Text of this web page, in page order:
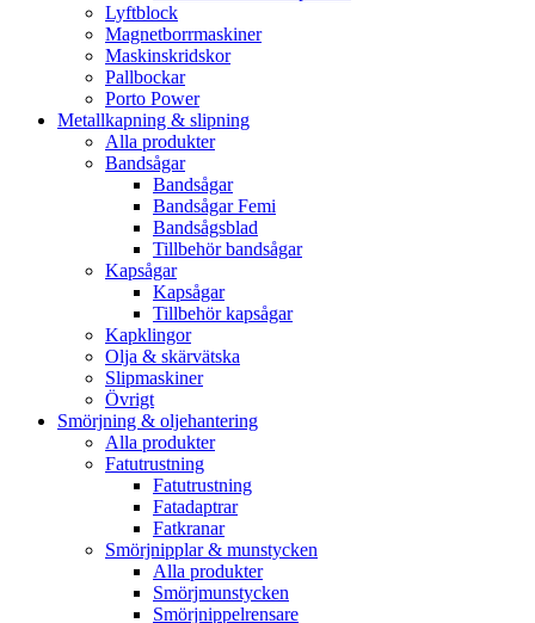
Lyftblock
Magnetborrmaskiner
Maskinskridskor
Pallbockar
Porto Power
Metallkapning & slipning
Alla produkter
Bandsågar
Bandsågar
Bandsågar Femi
Bandsågsblad
Tillbehör bandsågar
Kapsågar
Kapsågar
Tillbehör kapsågar
Kapklingor
Olja & skärvätska
Slipmaskiner
Övrigt
Smörjning & oljehantering
Alla produkter
Fatutrustning
Fatutrustning
Fatadaptrar
Fatkranar
Smörjnipplar & munstycken
Alla produkter
Smörjmunstycken
Smörjnippelrensare